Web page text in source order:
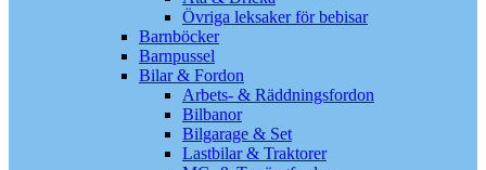
Övriga leksaker för bebisar
Barnböcker
Barnpussel
Bilar & Fordon
Arbets- & Räddningsfordon
Bilbanor
Bilgarage & Set
Lastbilar & Traktorer